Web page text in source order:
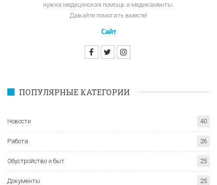
нужна медицинская помощь и медикаменты.
Давайте помогать вместе!
Сайт
ПОПУЛЯРНЫЕ КАТЕГОРИИ
Новости 40
Работа 26
Обустройство и быт 25
Документы 25